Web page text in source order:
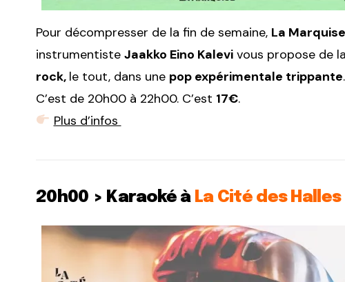
Pour décompresser de la fin de semaine, La Marquise
instrumentiste Jaakko Eino Kalevi vous propose de la
rock, le tout, dans une pop expérimentale trippante
C’est de 20h00 à 22h00. C’est 17€.
Plus d’infos
20h00 > Karaoké à La Cité des Halles